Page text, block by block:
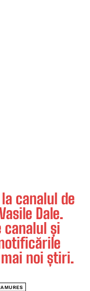
canalul de
Dale.
canalul și
noi știri.